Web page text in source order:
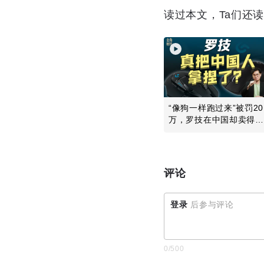
读过本文，Ta们还
“像狗一样跑过来”被罚20
万，罗技在中国却卖得更
评论
登录 后参与评论
0/500